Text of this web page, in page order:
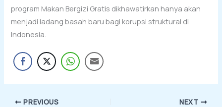
program Makan Bergizi Gratis dikhawatirkan hanya akan
menjadi ladang basah baru bagi korupsi struktural di
Indonesia.
PREVIOUS NEXT